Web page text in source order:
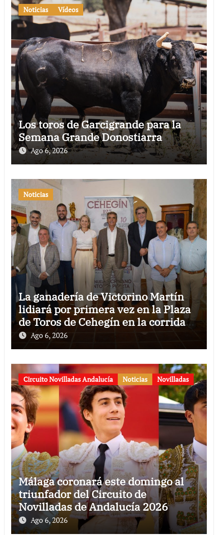
Noticias Vídeos
Los toros de Garcigrande para la
Semana Grande Donostiarra
Ago 6, 2026
Noticias
La ganadería de Victorino Martín
lidiará por primera vez en la Plaza
de Toros de Cehegín en la corrida
conmemorativa de su 125
aniversario
Ago 6, 2026
Circuito Novilladas Andalucía Noticias Novilladas
Málaga coronará este domingo al
triunfador del Circuito de
Novilladas de Andalucía 2026
Ago 6, 2026